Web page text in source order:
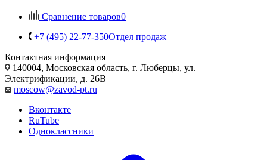
Сравнение товаров0
+7 (495) 22-77-350Отдел продаж
Контактная информация
140004, Московская область, г. Люберцы, ул.
Электрификации, д. 26В
moscow@zavod-pt.ru
Вконтакте
RuTube
Одноклассники